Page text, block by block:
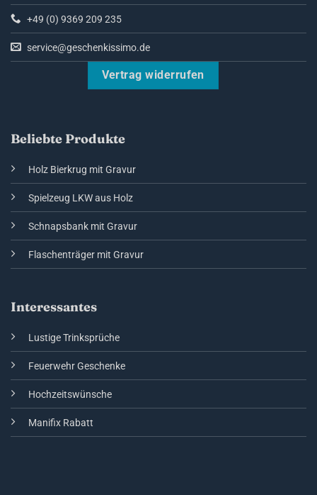
+49 (0) 9369 209 235
service@geschenkissimo.de
Vertrag widerrufen
Beliebte Produkte
Holz Bierkrug mit Gravur
Spielzeug LKW aus Holz
Schnapsbank mit Gravur
Flaschenträger mit Gravur
Interessantes
Lustige Trinksprüche
Feuerwehr Geschenke
Hochzeitswünsche
Manifix Rabatt